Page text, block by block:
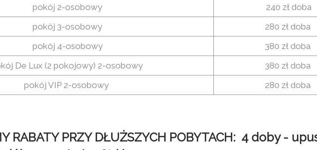
pokój 2-osobowy
240 zł doba
pokój 3-osobowy
280 zł doba
pokój 4-osobowy
380 zł doba
De Lux (2 pokojowy) 2-osobowy
380 zł doba
pokój VIP 2-osobowy
280 zł doba
RABATY PRZY DŁUŻSZYCH POBYTACH: 4 doby -